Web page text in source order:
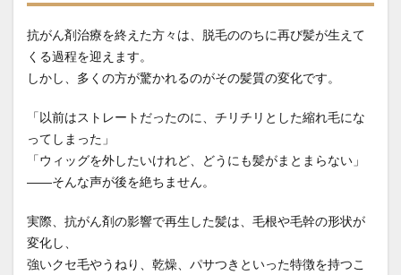
抗がん剤治療を終えた方々は、脱毛ののちに再び髪が生えて
くる過程を迎えます。
しかし、多くの方が驚かれるのがその髪質の変化です。
「以前はストレートだったのに、チリチリとした縮れ毛にな
ってしまった」
「ウィッグを外したいけれど、どうにも髪がまとまらない」
――そんな声が後を絶ちません。
実際、抗がん剤の影響で再生した髪は、毛根や毛幹の形状が
変化し、
強いクセ毛やうねり、乾燥、パサつきといった特徴を持つこ
毛母細胞への影響
毛髪体力
水素結合の仕組み
水蒸気爆発と炭化
注目サロンの実績
熱変性
社会復帰支援
社会的役割
細毛の縮毛矯正
経皮毒の真実
綱島
縮毛矯正
縮毛矯正で髪が硬くなる
縮毛矯正の料金相場
縮毛矯正の本当の差